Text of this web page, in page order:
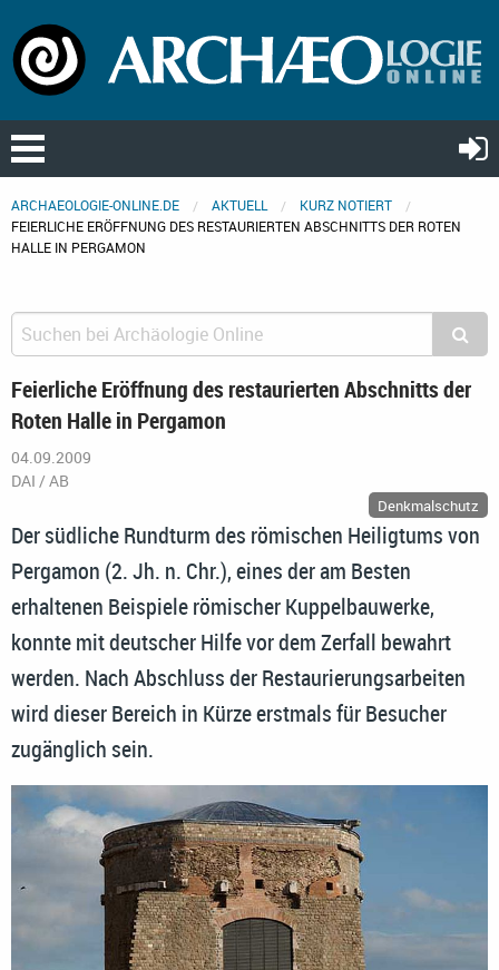
ARCHAEOLOGIE-ONLINE.DE AKTUELL
KURZ NOTIERT
FEIERLICHE ERÖFFNUNG DES RESTAURIERTEN ABSCHNITTS DER ROTEN
HALLE IN PERGAMON
Feierliche Eröffnung des restaurierten Abschnitts der
Roten Halle in Pergamon
04.09.2009
DAI / AB
Denkmalschutz
Der südliche Rundturm des römischen Heiligtums von
Pergamon (2. Jh. n. Chr.), eines der am Besten
erhaltenen Beispiele römischer Kuppelbauwerke,
konnte mit deutscher Hilfe vor dem Zerfall bewahrt
werden. Nach Abschluss der Restaurierungsarbeiten
wird dieser Bereich in Kürze erstmals für Besucher
zugänglich sein.